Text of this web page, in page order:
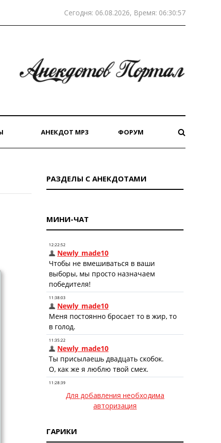
Сегодня: 06.08.2026, Время: 06:30:57
АНЕКДОТ MP3 ФОРУМ
РАЗДЕЛЫ С АНЕКДОТАМИ
МИНИ-ЧАТ
Для добавления необходима
авторизация
ГАРИКИ